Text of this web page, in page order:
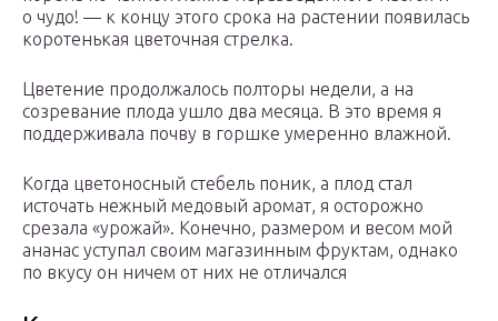
о чудо! — к концу этого срока на растении появилась
коротенькая цветочная стрелка.
Цветение продолжалось полторы недели, а на
созревание плода ушло два месяца. В это время я
поддерживала почву в горшке умеренно влажной.
Когда цветоносный стебель поник, а плод стал
источать нежный медовый аромат, я осторожно
срезала «урожай». Конечно, размером и весом мой
ананас уступал своим магазинным фруктам, однако
по вкусу он ничем от них не отличался